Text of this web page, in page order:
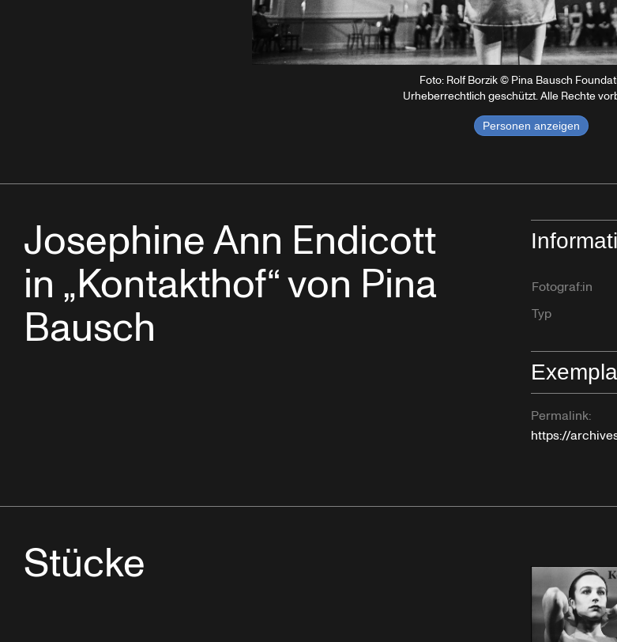
Foto: Rolf Borzik © Pina Bausch
Urheberrechtlich geschützt. Alle Rechte
Personen anzeigen
Josephine Ann Endicott
in „Kontakthof“ von Pina
Bausch
Fotograf:in
Typ
Permalink:
https://
Stücke